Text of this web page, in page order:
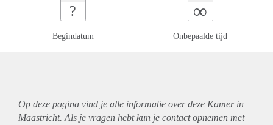
?
Begindatum
∞
Onbepaalde tijd
Op deze pagina vind je alle informatie over deze Kamer in
Maastricht. Als je vragen hebt kun je contact opnemen met